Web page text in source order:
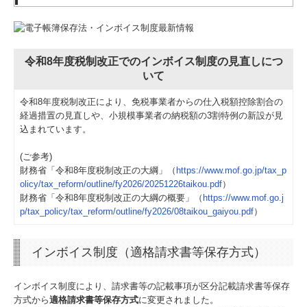
特定個人情報基本方針
中小企業のビジネスドクター
中堅・大企業向けの会計・税務
e21まいスター
令和8年度税制改正でのインボイス制度の見直しにつ
いて
令和8年度税制改正により、免税事業者からの仕入税額控除割合の
経過措置の見直しや、小規模事業者の納税額の3割特例の新設が見
込まれています。
(ご参考)
財務省「令和8年度税制改正の大綱」（ https://www.mof.go.jp/tax_p
olicy/tax_reform/outline/fy2026/20251226taikou.pdf）
財務省「令和8年度税制改正の大綱の概要」（ https://www.mof.go.j
p/tax_policy/tax_reform/outline/fy2026/08taikou_gaiyou.pdf）
インボイス制度（適格請求書等保存方式）
インボイス制度により、請求書等の記載事項が区分記載請求書等保存
方式から適格請求書等保存方式に変更されました。